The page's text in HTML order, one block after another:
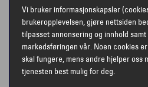
GUCCI
Vi bruker informasjonskapsler
brukeropplevelsen, gjøre nettsiden
tilpasset annonsering og innhold
markedsføringen vår. Noen cookies
skal fungere, mens andre hjelper oss
tjenesten best mulig for deg.